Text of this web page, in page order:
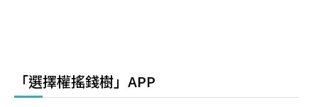
「選擇權搖錢樹」APP